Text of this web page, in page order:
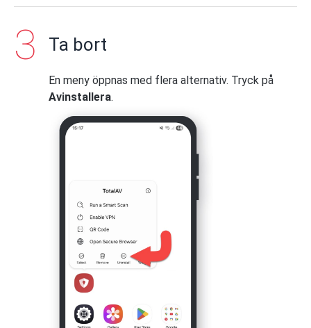
Ta bort
En meny öppnas med flera alternativ. Tryck på
Avinstallera.